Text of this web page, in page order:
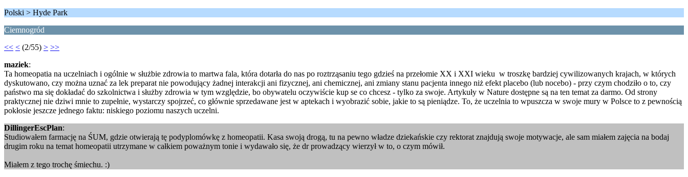
Polski > Hyde Park
Ciemnogród
<< < (2/55) > >>
maziek:
Ta homeopatia na uczelniach i ogólnie w służbie zdrowia to martwa fala, która dotarła do nas po roztrząsaniu tego gdzieś na przełomie XX i XXI wieku w troszkę bardziej cywilizowanych krajach, w których
dyskutowano, czy można uznać za lek preparat nie powodujący żadnej interakcji ani fizycznej, ani chemicznej, ani zmiany stanu pacjenta innego niż efekt placebo (lub nocebo) - przy czym chodziło o to, czy
państwo ma się dokładać do szkolnictwa i służby zdrowia w tym względzie, bo obywatelu oczywiście kup se co chcesz - tylko za swoje. Artykuły w Nature dostępne są na ten temat za darmo. Od strony
praktycznej nie dziwi mnie to zupełnie, wystarczy spojrzeć, co głównie sprzedawane jest w aptekach i wyobrazić sobie, jakie to są pieniądze. To, że uczelnia to wpuszcza w swoje mury w Polsce to z pewnością
pokłosie jeszcze jednego faktu: niskiego poziomu naszych uczelni.
DillingerEscPlan:
Studiowałem farmację na ŚUM, gdzie otwierają tę podyplomówkę z homeopatii. Kasa swoją drogą, tu na pewno władze dziekańskie czy rektorat znajdują swoje motywacje, ale sam miałem zajęcia na bodaj
drugim roku na temat homeopatii utrzymane w całkiem poważnym tonie i wydawało się, że dr prowadzący wierzył w to, o czym mówił.
Miałem z tego trochę śmiechu. :)